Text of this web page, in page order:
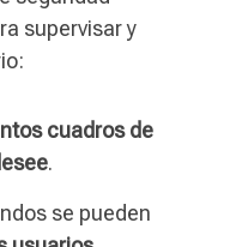
supervisar y
cuadros de
.
se pueden